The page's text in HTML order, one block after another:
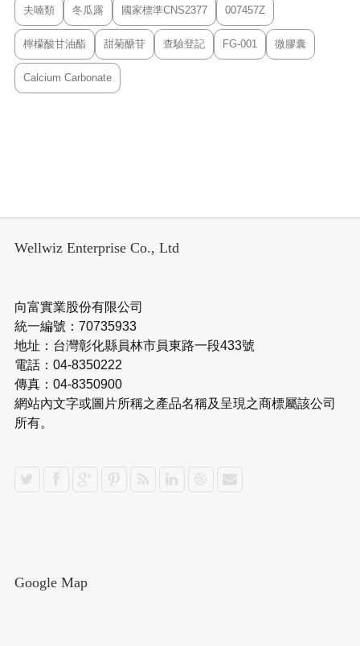
夫喃類 冬瓜露 國家標準CNS2377 007457Z
檸檬酸甘油酯 甜菊醣苷 查驗登記 FG-001 微膠囊
Calcium Carbonate
Wellwiz Enterprise Co., Ltd
向富實業股份有限公司
統一編號：70735933
地址：台灣彰化縣員林市員東路一段433號
電話：04-8350222
傳真：04-8350900
網站內文字或圖片所稱之產品名稱及呈現之商標屬該公司
所有。
Google Map